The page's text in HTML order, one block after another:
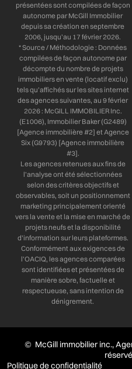
présentées sont compilées de façon
autonome par McGill Immobilier
depuis sa création en septembre
2006, jusqu’au 17 février 2026.
* Source / Méthodologie : Données
compilées de façon autonome par
décompte du nombre de projets
immobiliers en vente (locatif exclu)
tels qu’affichés sur les sites internet
des agences suivantes, au 9 février
2026 : McGILL IMMOBILIER Inc.
(E1006), Immobilier Baker (G2489)
[Agence immobilière #2] et Agence
Six (G9793) [Agence immobilière
#3].
Les agences retenues aux fins de
l’analyse ont été sélectionnées
selon des critères objectifs et
observables, soit un positionnement
marketing principalement orienté
vers la vente et la mise en marché de
projets neufs et la disponibilité
d’information sur leurs plateformes.
Conformément aux exigences de
l’OACIQ, les agences comparées
sont identifiées et présentées de
manière sobre, factuelle et
respectueuse, sans intention de
dénigrement.
© McGill immobilier inc.,
Politique de confidentialité